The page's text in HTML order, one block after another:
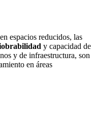
en espacios reducidos, las
y capacidad de
y de infraestructura, son
en áreas